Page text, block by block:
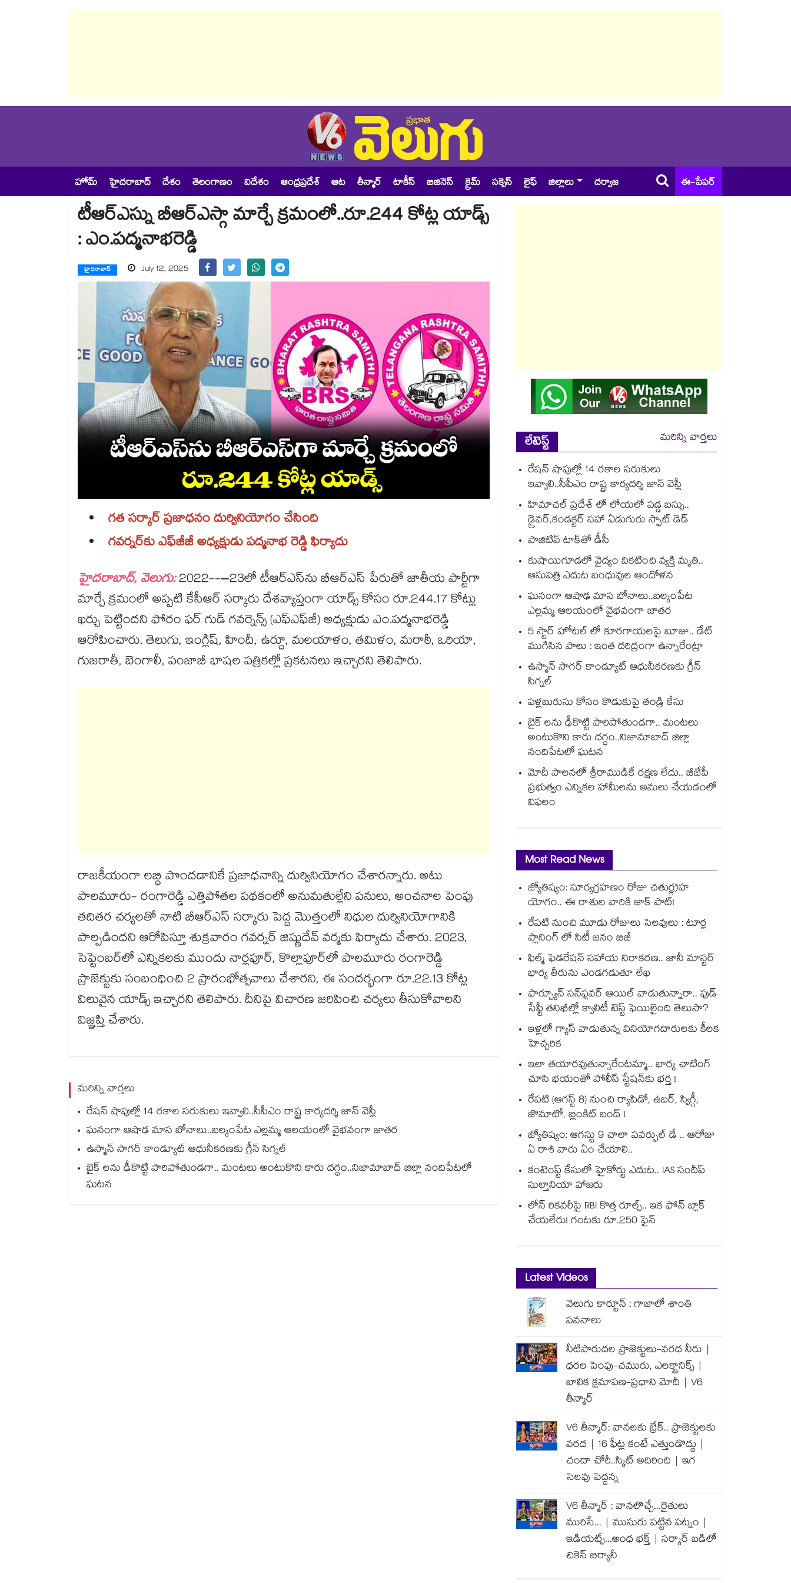
హోమ్ హైదరాబాద్ దేశం తెలంగాణం విదేశం ఆంధ్రప్రదేశ్ ఆట తీన్మార్ టాకీస్ బిజినెస్ క్రైమ్ సక్సెస్ లైఫ్ జిల్లాలు దర్వాజ ఈ-పేపర్
టీఆర్ఎస్ను బీఆర్ఎస్గా మార్చే క్రమంలో..రూ.244 కోట్ల యాడ్స్
: ఎం.పద్మనాభరెడ్డి
హైదరాబాద్ July 12, 2025
గత సర్కార్ ప్రజాధనం దుర్వినియోగం చేసింది
గవర్నర్​కు ఎఫ్‌‌జీజీ అధ్యక్షుడు పద్మనాభ రెడ్డి ఫిర్యాదు
హైదరాబాద్, వెలుగు:2022--–23లో టీఆర్ఎస్​ను బీఆర్ఎస్ పేరుతో జాతీయ పార్టీగా
మార్చే క్రమంలో అప్పటి కేసీఆర్ సర్కారు దేశవ్యాప్తంగా యాడ్స్ కోసం రూ.244.17 కోట్లు
ఖర్చు పెట్టిందని ఫోరం ఫర్ గుడ్ గవర్నెన్స్ (ఎఫ్‌‌‌‌‌‌‌‌ఎఫ్‌‌‌‌‌‌‌‌జీ) అధ్యక్షుడు ఎం.పద్మనాభరెడ్డి
ఆరోపించారు. తెలుగు, ఇంగ్లిష్, హిందీ, ఉర్దూ, మలయాళం, తమిళం, మరాఠీ, ఒరియా,
గుజరాతీ, బెంగాలీ, పంజాబీ భాషల పత్రికల్లో ప్రకటనలు ఇచ్చారని తెలిపారు.
రాజకీయంగా లబ్ధి పొందడానికే ప్రజాధనాన్ని దుర్వినియోగం చేశారన్నారు. అటు
పాలమూరు- రంగారెడ్డి ఎత్తిపోతల పథకంలో అనుమతుల్లేని పనులు, అంచనాల పెంపు
తదితర చర్యలతో నాటి బీఆర్ఎస్ సర్కారు పెద్ద మొత్తంలో నిధుల దుర్వినియోగానికి
పాల్పడిందని ఆరోపిస్తూ శుక్రవారం గవర్నర్‌‌‌‌‌‌‌‌ జిష్ణుదేవ్ వర్మకు ఫిర్యాదు చేశారు. 2023,
సెప్టెంబర్‌‌‌‌‌‌‌‌లో ఎన్నికలకు ముందు నార్లపూర్, కొల్లాపూర్​లో పాలమూరు రంగారెడ్డి
ప్రాజెక్టుకు సంబంధించి 2 ప్రారంభోత్సవాలు చేశారని, ఈ సందర్భంగా రూ.22.13 కోట్ల
విలువైన యాడ్స్ ఇచ్చారని తెలిపారు. దీనిపై విచారణ జరిపించి చర్యలు తీసుకోవాలని
విజ్ఞప్తి చేశారు.
మరిన్ని వార్తలు
రేషన్ షాపుల్లో 14 రకాల సరుకులు ఇవ్వాలి..సీపీఎం రాష్ట్ర కార్యదర్శి జాన్ వెస్లీ
ఘనంగా ఆషాఢ మాస బోనాలు..బల్కంపేట ఎల్లమ్మ ఆలయంలో వైభవంగా జాతర
ఉస్మాన్ సాగర్ కాండ్యూట్ ఆధునీకరణకు గ్రీన్ సిగ్నల్
బైక్ లను ఢీకొట్టి పారిపోతుండగా.. మంటలు అంటుకొని కారు దగ్ధం..నిజామాబాద్ జిల్లా నందిపేటలో
ఘటన
లేటెస్ట్
మరిన్ని వార్తలు
రేషన్ షాపుల్లో 14 రకాల సరుకులు
ఇవ్వాలి..సీపీఎం రాష్ట్ర కార్యదర్శి జాన్ వెస్లీ
హిమాచల్ ప్రదేశ్ లో లోయలో పడ్డ బస్సు..
డ్రైవర్,కండక్టర్ సహా ఏడుగురు స్పాట్ డెడ్
పాజిటివ్ టాక్⁬తో డీసీ
కుషాయిగూడలో వైద్యం వికటించి వ్యక్తి మృతి..
ఆసుపత్రి ఎదుట బంధువుల ఆందోళన
ఘనంగా ఆషాఢ మాస బోనాలు..బల్కంపేట
ఎల్లమ్మ ఆలయంలో వైభవంగా జాతర
5 స్టార్ హోటల్ లో కూరగాయలపై బూజు.. డేట్
ముగిసిన పాలు : ఇంత దరిద్రంగా ఉన్నారేంట్రా
ఉస్మాన్ సాగర్ కాండ్యూట్ ఆధునీకరణకు గ్రీన్
సిగ్నల్
పళ్లబురుసు కోసం కొడుకుపై తండ్రి కేసు
బైక్ లను ఢీకొట్టి పారిపోతుండగా.. మంటలు
అంటుకొని కారు దగ్ధం..నిజామాబాద్ జిల్లా
నందిపేటలో ఘటన
మోదీ పాలనలో శ్రీరాముడికే రక్షణ లేదు.. బీజేపీ
ప్రభుత్వం ఎన్నికల హామీలను అమలు చేయడంలో
విఫలం
Most Read News
జ్యోతిష్యం: సూర్యగ్రహణం రోజు చతుర్గ్రహ
యోగం.. ఈ రాశుల వారికి జాక్ పాట్!
రేపటి నుంచి మూడు రోజులు సెలవులు : టూర్ల
ప్లానింగ్ లో సిటీ జనం బిజీ
ఫిల్మ్ ఫెడరేషన్ సహాయ నిరాకరణ.. జానీ మాస్టర్
భార్య తీరును ఎండగడుతూ లేఖ
ఫార్చ్యూన్ సన్‌ఫ్లవర్ ఆయిల్ వాడుతున్నారా.. ఫుడ్
సేఫ్టీ తనిఖీల్లో క్వాలిటీ టెస్ట్ ఫెయిలైంది తెలుసా?
ఇళ్లలో గ్యాస్ వాడుతున్న వినియోగదారులకు కీలక
హెచ్చరిక
ఇలా తయారవుతున్నారేంటమ్మా.. భార్య చాటింగ్
చూసి భయంతో పోలీస్ స్టేషన్⁫కు భర్త !
రేపటి (ఆగస్ట్ 8) నుంచి ర్యాపిడో, ఉబర్, స్విగ్గీ,
జొమాటో, బ్లింకిట్ బంద్ !
జ్యోతిష్యం: ఆగస్టు 9 చాలా పవర్ఫుల్ డే .. ఆరోజు
ఏ రాశి వారు ఏం చేయాలి..
కంటెంప్ట్ కేసులో హైకోర్టు ఎదుట.. IAS సందీప్
సుల్తానియా హాజరు
లోన్ రికవరీపై RBI కొత్త రూల్స్.. ఇక ఫోన్ బ్లాక్
చేయలేరు! గంటకు రూ.250 ఫైన్
Latest Videos
వెలుగు కార్టూన్ : గాజాలో శాంతి
పవనాలు
నీటిపారుదల ప్రాజెక్టులు-వరద నీరు |
ధరల పెంపు-చమురు, ఎలక్ట్రానిక్స్ |
బాలిక క్షమాపణ-ప్రధాని మోదీ | V6
తీన్మార్
V6 తీన్మార్: వానలకు బ్రేక్.. ప్రాజెక్టులకు
వరద | 16 ఫీట్ల కంటే ఎత్తుండొద్దు |
చందా చోరీ..స్కిట్ అదిరింది | ఇగ
సెలవు పెద్దన్న
V6 తీన్మార్ : వానలొచ్చే...రైతులు
మురిసే... | ముసురు పట్టిన పట్నం |
ఇడియట్స్...అంధ భక్త్ | సర్కార్ బడిలో
చికెన్ బిర్యానీ